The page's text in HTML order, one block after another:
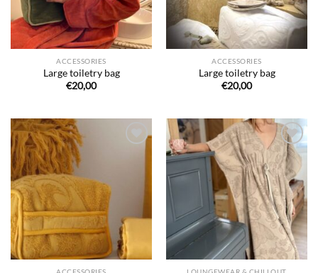
ACCESSORIES
Large toiletry bag
€20,00
ACCESSORIES
Large toiletry bag
€20,00
Ajouter
à la liste
de
souhaits